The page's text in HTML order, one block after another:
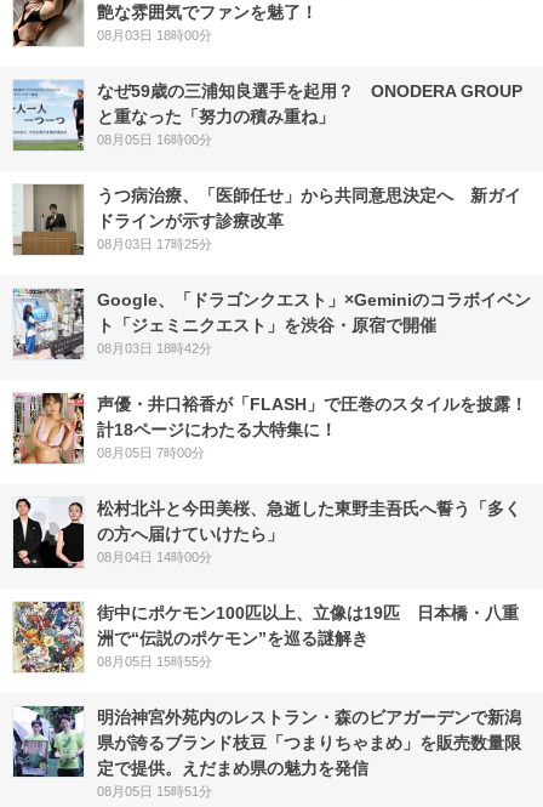
艶な雰囲気でファンを魅了！
08月03日 18時00分
なぜ59歳の三浦知良選手を起用？ ONODERA GROUP
と重なった「努力の積み重ね」
08月05日 16時00分
うつ病治療、「医師任せ」から共同意思決定へ 新ガイ
ドラインが示す診療改革
08月03日 17時25分
Google、「ドラゴンクエスト」×Geminiのコラボイベン
ト「ジェミニクエスト」を渋谷・原宿で開催
08月03日 18時42分
声優・井口裕香が「FLASH」で圧巻のスタイルを披露！
計18ページにわたる大特集に！
08月05日 7時00分
松村北斗と今田美桜、急逝した東野圭吾氏へ誓う「多く
の方へ届けていけたら」
08月04日 14時00分
街中にポケモン100匹以上、立像は19匹 日本橋・八重
洲で“伝説のポケモン”を巡る謎解き
08月05日 15時55分
明治神宮外苑内のレストラン・森のビアガーデンで新潟
県が誇るブランド枝豆「つまりちゃまめ」を販売数量限
定で提供。えだまめ県の魅力を発信
08月05日 15時51分